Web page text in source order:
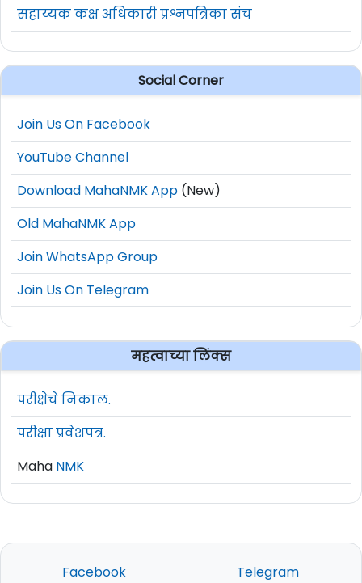
सहाय्यक कक्ष अधिकारी प्रश्नपत्रिका संच
Social Corner
Join Us On Facebook
YouTube Channel
Download MahaNMK App (New)
Old MahaNMK App
Join WhatsApp Group
Join Us On Telegram
महत्वाच्या लिंक्स
परीक्षेचे निकाल.
परीक्षा प्रवेशपत्र.
Maha NMK
Facebook Telegram